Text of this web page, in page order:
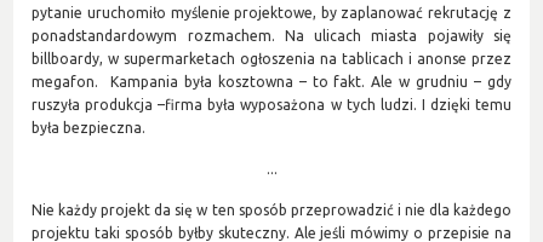
pytanie uruchomiło myślenie projektowe, by zaplanować rekrutację z
ponadstandardowym rozmachem. Na ulicach miasta pojawiły się
billboardy, w supermarketach ogłoszenia na tablicach i anonse przez
megafon. Kampania była kosztowna – to fakt. Ale w grudniu – gdy
ruszyła produkcja –firma była wyposażona w tych ludzi. I dzięki temu
była bezpieczna.
...
Nie każdy projekt da się w ten sposób przeprowadzić i nie dla każdego
projektu taki sposób byłby skuteczny. Ale jeśli mówimy o przepisie na